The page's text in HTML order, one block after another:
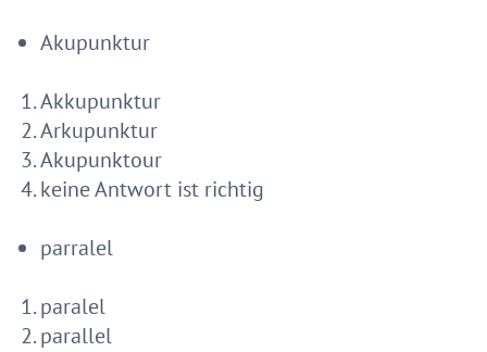
Akupunktur
Akkupunktur
Arkupunktur
Akupunktour
keine Antwort ist richtig
parralel
paralel
parallel